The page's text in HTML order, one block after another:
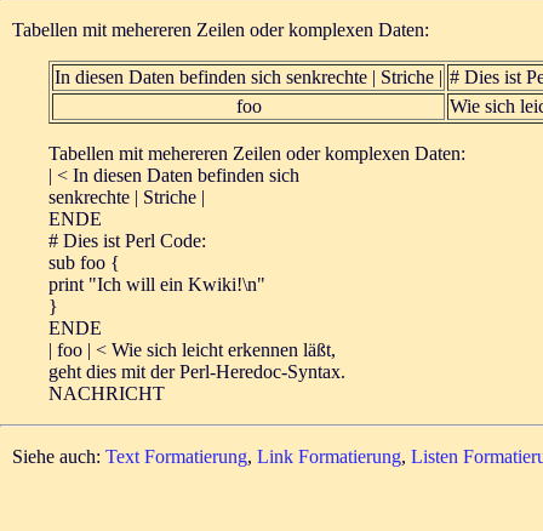
Tabellen mit mehereren Zeilen oder komplexen Daten:
In diesen Daten befinden sich senkrechte | Striche | # Dies ist
foo
Wie sich
Tabellen mit mehereren Zeilen oder komplexen Daten:
| < In diesen Daten befinden sich
senkrechte | Striche |
ENDE
# Dies ist Perl Code:
sub foo {
print "Ich will ein Kwiki!\n"
}
ENDE
| foo | < Wie sich leicht erkennen läßt,
geht dies mit der Perl-Heredoc-Syntax.
NACHRICHT
Siehe auch: Text Formatierung, Link Formatierung, Listen